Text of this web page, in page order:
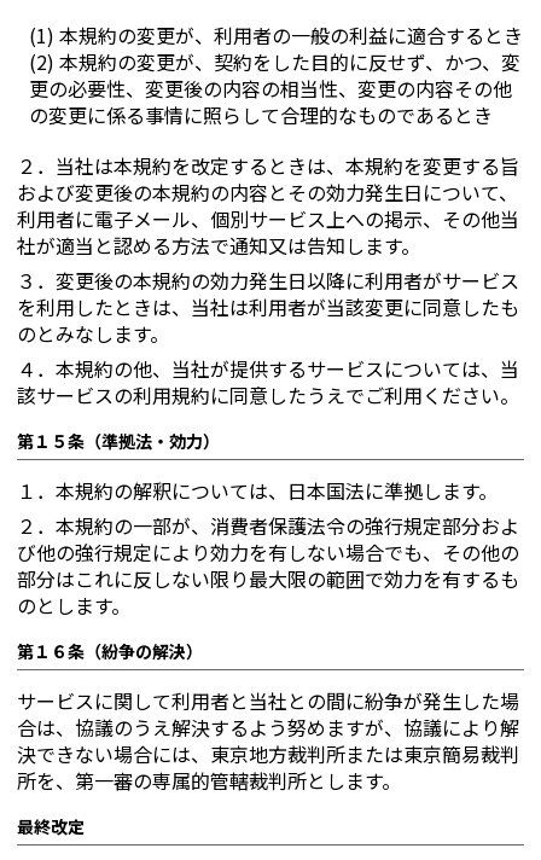
(1) 本規約の変更が、利用者の一般の利益に適合するとき
(2) 本規約の変更が、契約をした目的に反せず、かつ、変
更の必要性、変更後の内容の相当性、変更の内容その他
の変更に係る事情に照らして合理的なものであるとき
２． 当社は本規約を改定するときは、本規約を変更する旨
および変更後の本規約の内容とその効力発生日について、
利用者に電子メール、個別サービス上への掲示、その他当
社が適当と認める方法で通知又は告知します。
３． 変更後の本規約の効力発生日以降に利用者がサービス
を利用したときは、当社は利用者が当該変更に同意したも
のとみなします。
４． 本規約の他、当社が提供するサービスについては、当
該サービスの利用規約に同意したうえでご利用ください。
第１５条（準拠法・効力）
１． 本規約の解釈については、日本国法に準拠します。
２． 本規約の一部が、消費者保護法令の強行規定部分およ
び他の強行規定により効力を有しない場合でも、その他の
部分はこれに反しない限り最大限の範囲で効力を有するも
のとします。
第１６条（紛争の解決）
サービスに関して利用者と当社との間に紛争が発生した場
合は、協議のうえ解決するよう努めますが、協議により解
決できない場合には、東京地方裁判所または東京簡易裁判
所を、第一審の専属的管轄裁判所とします。
最終改定